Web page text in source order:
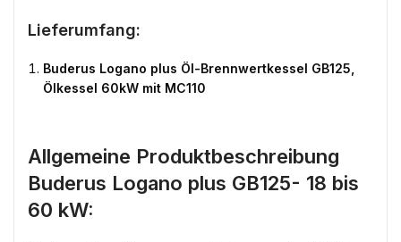
Lieferumfang:
Buderus Logano plus Öl-Brennwertkessel GB125,
Ölkessel 60kW mit MC110
Allgemeine Produktbeschreibung
Buderus Logano plus GB125- 18 bis
60 kW: